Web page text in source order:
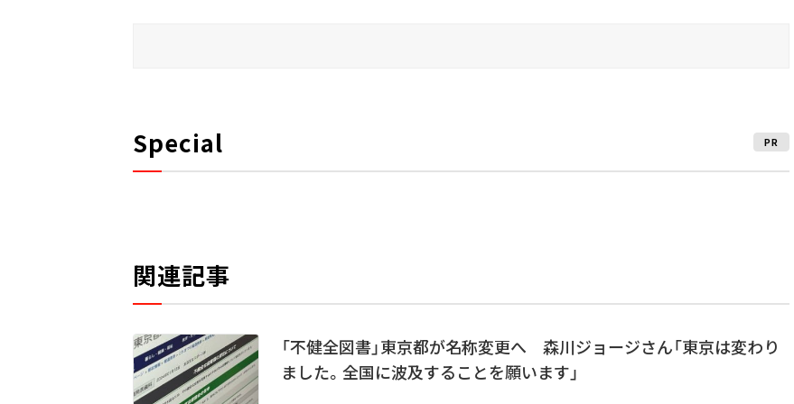
Special PR
関連記事
「不健全図書」東京都が名称変更へ 森川ジョージさん「東京は変わり
ました。全国に波及することを願います」